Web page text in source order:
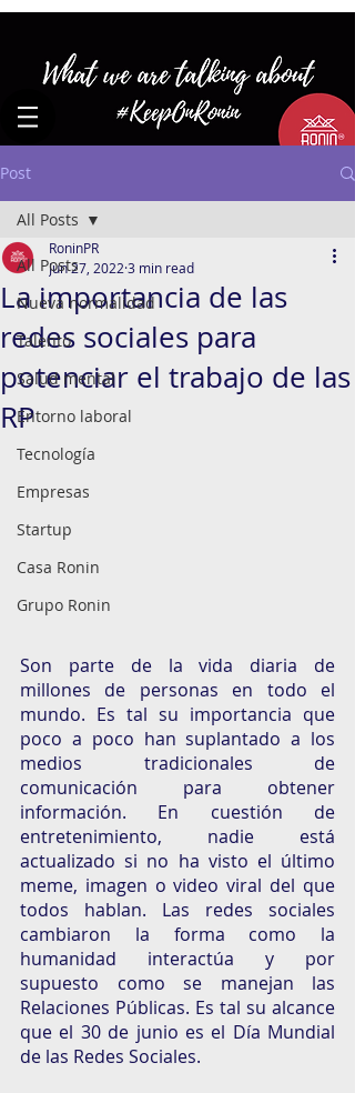
Post
All Posts
Nueva normalidad
Talento
Salud mental
Entorno laboral
Tecnología
Empresas
Startup
Casa Ronin
Grupo Ronin
All Posts
La importancia de las
redes sociales para
potenciar el trabajo de las
RP
RoninPR
Jun 27, 2022 3 min read
Son parte de la vida diaria de
millones de personas en todo el
mundo. Es tal su importancia que
poco a poco han suplantado a los
medios tradicionales de
comunicación para obtener
información. En cuestión de
entretenimiento, nadie está
actualizado si no ha visto el último
meme, imagen o video viral del que
todos hablan. Las redes sociales
cambiaron la forma como la
humanidad interactúa y por
supuesto como se manejan las
Relaciones Públicas. Es tal su alcance
que el 30 de junio es el Día Mundial
de las Redes Sociales.